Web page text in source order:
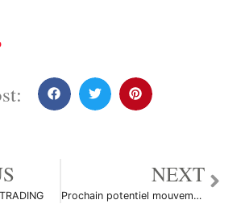
NEXT
Prochain potentiel mouvement sur BTC par mattRmatt